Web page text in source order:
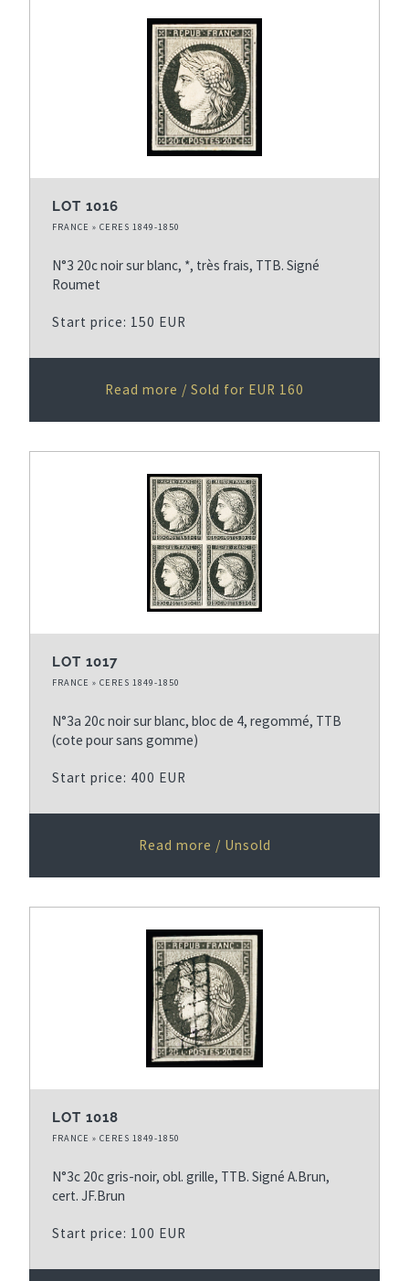
LOT 1016
FRANCE » CERES 1849-1850
N°3 20c noir sur blanc, *, très frais, TTB. Signé
Roumet
Start price: 150 EUR
Read more / Sold for EUR 160
LOT 1017
FRANCE » CERES 1849-1850
N°3a 20c noir sur blanc, bloc de 4, regommé, TTB
(cote pour sans gomme)
Start price: 400 EUR
Read more / Unsold
LOT 1018
FRANCE » CERES 1849-1850
N°3c 20c gris-noir, obl. grille, TTB. Signé A.Brun,
cert. JF.Brun
Start price: 100 EUR